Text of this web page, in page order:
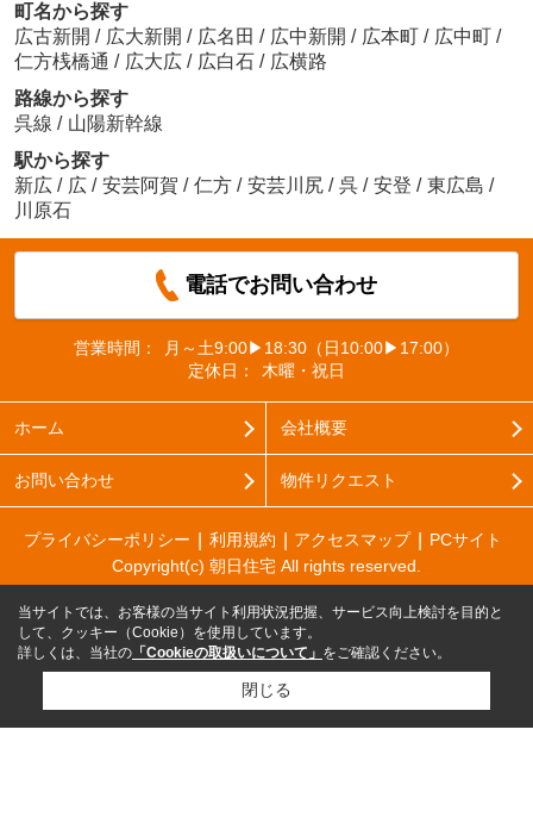
町名から探す
広古新開 / 広大新開 / 広名田 / 広中新開 / 広本町 / 広中町 /
仁方桟橋通 / 広大広 / 広白石 / 広横路
路線から探す
呉線 / 山陽新幹線
駅から探す
新広 / 広 / 安芸阿賀 / 仁方 / 安芸川尻 / 呉 / 安登 / 東広島 /
川原石
電話でお問い合わせ
営業時間：
月～土9:00▶18:30（日10:00▶17:00）
定休日：
木曜・祝日
ホーム 会社概要
お問い合わせ 物件リクエスト
プライバシーポリシー 利用規約 アクセスマップ
PCサイト
Copyright(c) 朝日住宅 All rights reserved.
当サイトでは、お客様の当サイト利用状況把握、サービス向上検討を目的と
して、クッキー（Cookie）を使用しています。
詳しくは、当社の 「Cookieの取扱いについて」 をご確認ください。
閉じる